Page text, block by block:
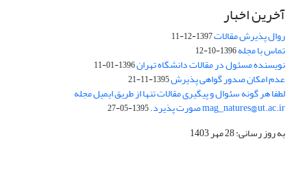
آخرین اخبار
روال پذیرش مقالات1397-12-11
تماس با مجله1396-10-12
نویسنده مسئول در مقالات دانشگاه تهران1396-01-11
عدم امکان صدور گواهی پذیرش1395-11-21
لطفا هر گونه سئوال و پیگیری مقالات تنها از طریق ایمیل مجله
mag_natures@ut.ac.ir صورت پذیرد. 1395-05-27
به روز رسانی: 28 مهر 1403